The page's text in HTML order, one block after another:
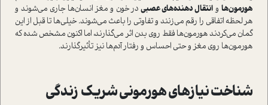
هورمون‌هاوانتقال دهنده‌های عصبیدر خون و مغز انسان‌ها جاری می‌شوند و
هر لحظه اتفاقی را رقم می‌زنند و تفاوتی را باعث می‌شوند. خیلی‌ها تا قبل از این
گمان می‌کردند هورمون‌ها فقط روی بدن اثر می‌گذارند، اما اکنون مشخص شده که
هورمون‌ها روی مغز و حتی احساس و رفتار آدم‌ها نیز تأثیرگذارند.
شناخت نیازهای هورمونی شریک زندگی